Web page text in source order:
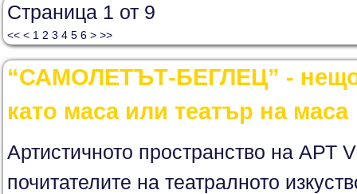
Страница 1 от 9
<< < 1 2 3 4 5 6 > >>
“САМОЛЕТЪТ-БЕГЛЕЦ” - нещо
като маса или театър на маса
Артистичното пространство на АРТ
почитателите на театралното